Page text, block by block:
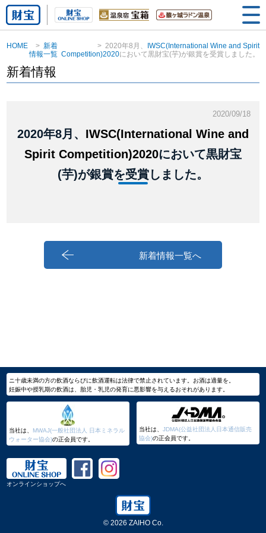
HOME
新着
情報一覧
2020年8月、
IWSC(International Wine and Spirit
Competition)2020において黒財宝(芋)が銀賞を受賞しました。
新着情報
2020/09/18
2020年8月、 IWSC(International Wine and
Spirit Competition)2020において黒財宝
(芋)が銀賞を受賞しました。
新着情報一覧へ
ニ十歳未満の方の飲酒ならびに飲酒運転は法律で禁止されています。お酒は適量を。
妊娠中や授乳期の飲酒は、胎児・乳児の発育に悪影響を与えるおそれがあります。
当社は、 MWAJ(一般社団法人 日本ミネラル
ウォーター協会)の正会員です。
当社は、JDMA(公益社団法人日本通信販売
協会)の正会員です。
オンラインショップへ
© 2026 ZAIHO Co.